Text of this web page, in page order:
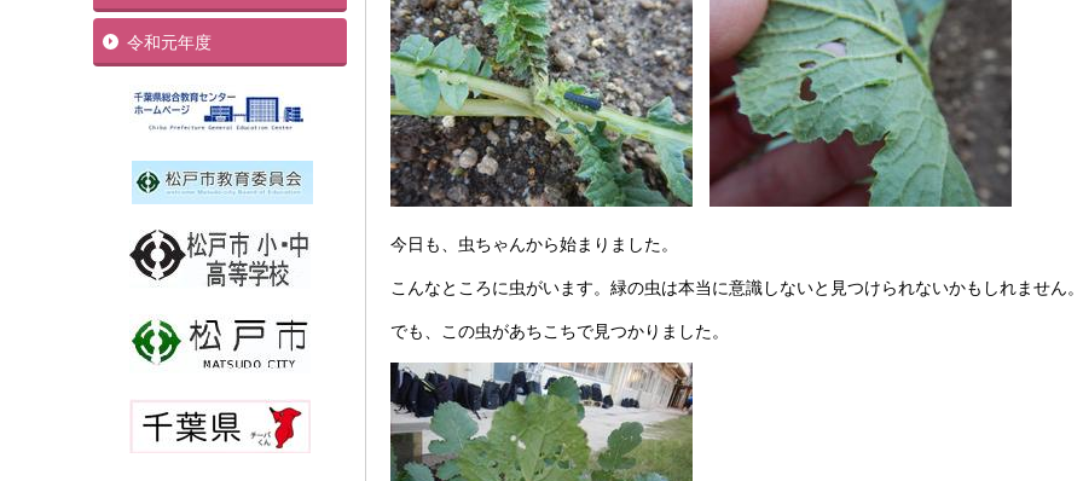
令和元年度
今日も、虫ちゃんから始まりました。
こんなところに虫がいます。緑の虫は本当に意識しないと見つけられないかもしれません。
でも、この虫があちこちで見つかりました。